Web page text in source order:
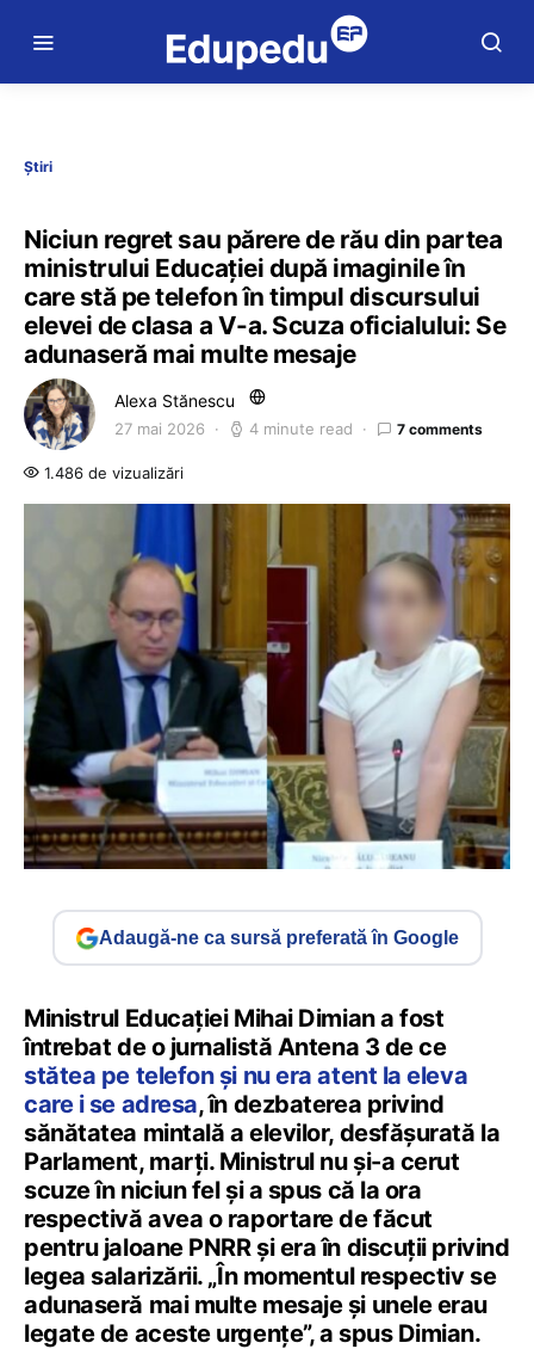
Știri
Niciun regret sau părere de rău din partea
ministrului Educației după imaginile în
care stă pe telefon în timpul discursului
elevei de clasa a V-a. Scuza oficialului: Se
adunaseră mai multe mesaje
Alexa Stănescu
27 mai 2026 4 minute read 7 comments
1.486 de vizualizări
Adaugă-ne ca sursă preferată în Google
Ministrul Educației Mihai Dimian a fost
întrebat de o jurnalistă Antena 3 de ce
stătea pe telefon și nu era atent la eleva
care i se adresa, în dezbaterea privind
sănătatea mintală a elevilor, desfășurată la
Parlament, marți. Ministrul nu și-a cerut
scuze în niciun fel și a spus că la ora
respectivă avea o raportare de făcut
pentru jaloane PNRR și era în discuții privind
legea salarizării. „În momentul respectiv se
adunaseră mai multe mesaje și unele erau
legate de aceste urgențe”, a spus Dimian.